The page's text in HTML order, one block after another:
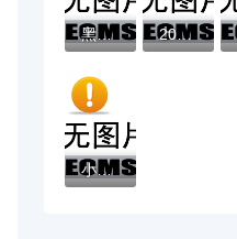
黑户有逾期哪里能借到钱啊急用！看这5个黑户... 2025不看征信负债的网贷百分百下款，最新5个...
小辉贷容易下款吗就选这7个4千元黑户无条件...